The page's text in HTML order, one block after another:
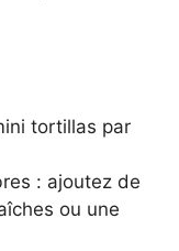
tortillas par
: ajoutez de
ou une